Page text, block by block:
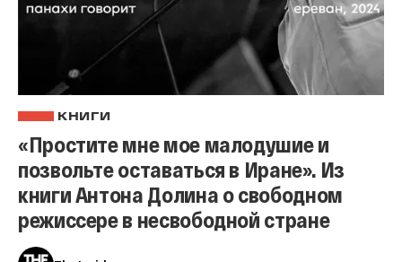
КНИГИ
«Простите мне мое малодушие и
позвольте оставаться в Иране». Из
книги Антона Долина о свободном
режиссере в несвободной стране